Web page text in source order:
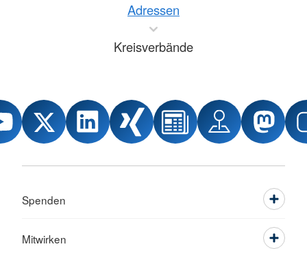
Adressen
Kreisverbände
Spenden
Mitwirken